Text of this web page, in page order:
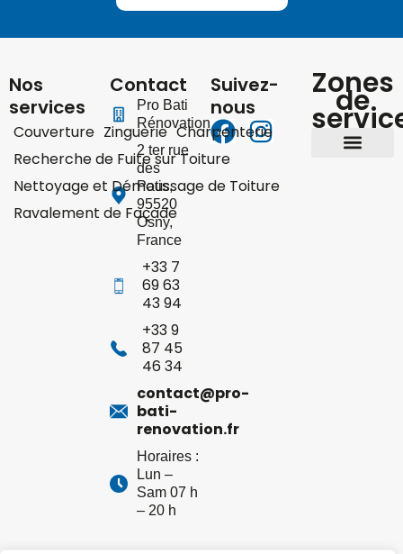
Nos
services
Couverture Zinguerie Charpenterie
Recherche de Fuite sur Toiture
Nettoyage et Démoussage de Toiture
Ravalement de Façade
Contact
Pro Bati
Rénovation
2 ter rue
des
Patis,
95520
Osny,
France
+33 7
69 63
43 94
+33 9
87 45
46 34
contact@pro-
bati-
renovation.fr
Horaires :
Lun –
Sam 07 h
– 20 h
Suivez-
nous
Zones
de